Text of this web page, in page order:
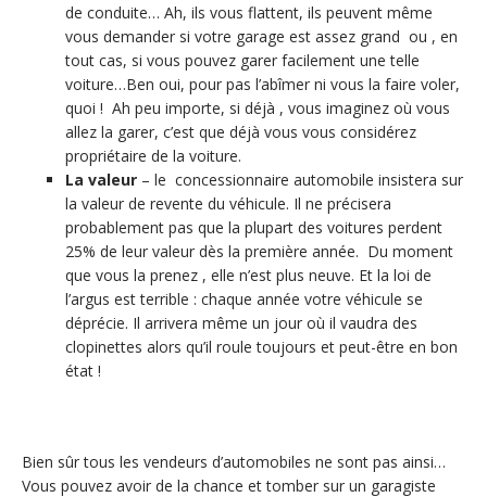
de conduite… Ah, ils vous flattent, ils peuvent même
vous demander si votre garage est assez grand ou , en
tout cas, si vous pouvez garer facilement une telle
voiture…Ben oui, pour pas l’abîmer ni vous la faire voler,
quoi ! Ah peu importe, si déjà , vous imaginez où vous
allez la garer, c’est que déjà vous vous considérez
propriétaire de la voiture.
La valeur – le concessionnaire automobile insistera sur
la valeur de revente du véhicule. Il ne précisera
probablement pas que la plupart des voitures perdent
25% de leur valeur dès la première année. Du moment
que vous la prenez , elle n’est plus neuve. Et la loi de
l’argus est terrible : chaque année votre véhicule se
déprécie. Il arrivera même un jour où il vaudra des
clopinettes alors qu’il roule toujours et peut-être en bon
état !
Bien sûr tous les vendeurs d’automobiles ne sont pas ainsi…
Vous pouvez avoir de la chance et tomber sur un garagiste